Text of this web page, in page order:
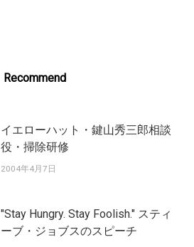
Recommend
イエローハット・鍵山秀三郎相談
役・掃除研修
2004年4月7日
"Stay Hungry. Stay Foolish." スティ
ーブ・ジョブスのスピーチ